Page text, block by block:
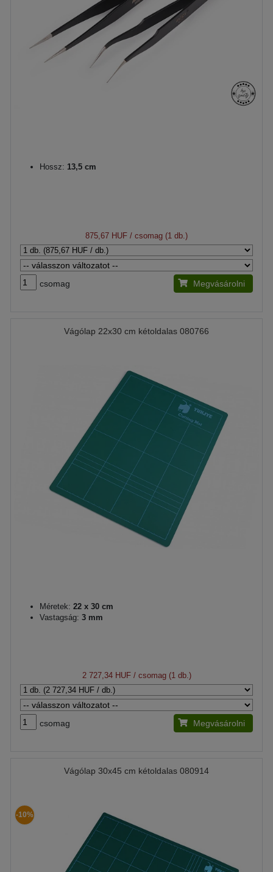
Hossz: 13,5 cm
875,67 HUF / csomag (1 db.)
csomag Megvásárolni
Vágólap 22x30 cm kétoldalas 080766
Méretek: 22 x 30 cm
Vastagság: 3 mm
2 727,34 HUF/ csomag (1 db.)
csomag Megvásárolni
Vágólap 30x45 cm kétoldalas 080914
-10%